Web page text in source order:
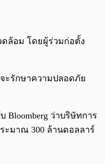
ดล้อม โดยผู้ร่วมก่อตั้ง
ะรักษาความปลอดภัย
ว่าบริษัทการ
ะมาณ 300 ล้านดอลลาร์